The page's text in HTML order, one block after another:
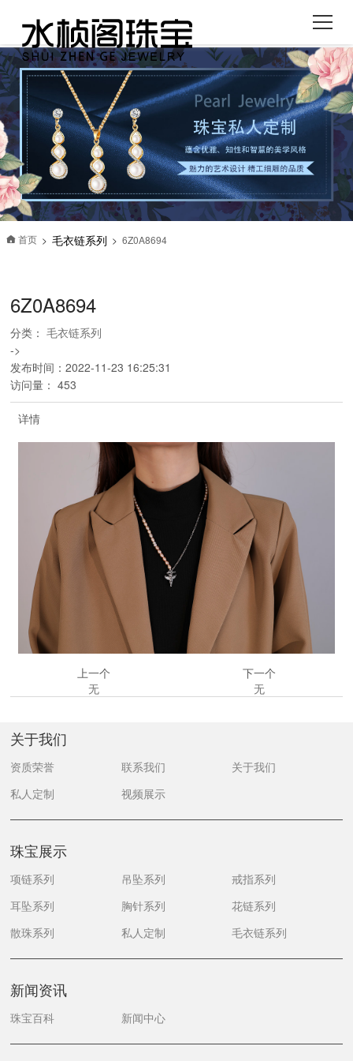
 首页 > 毛衣链系列 > 6Z0A8694
6Z0A8694
分类： 毛衣链系列
->
发布时间：2022-11-23 16:25:31
访问量： 453
详情
上一个
无
下一个
无
关于我们
资质荣誉 联系我们
关于我们
私人定制
视频展示
珠宝展示
项链系列 吊坠系列
戒指系列
耳坠系列
胸针系列
花链系列
散珠系列
私人定制 毛衣链系列
新闻资讯
珠宝百科 新闻中心